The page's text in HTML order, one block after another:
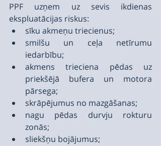
PPF uzņem uz sevis ikdienas
ekspluatācijas riskus:
sīku akmeņu triecienus;
smilšu un ceļa netīrumu
iedarbību;
akmens trieciena pēdas uz
priekšējā bufera un motora
pārsega;
skrāpējumus no mazgāšanas;
nagu pēdas durvju rokturu
zonās;
sliekšņu bojājumus;